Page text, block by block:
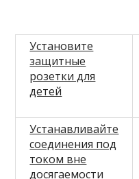
Установите
защитные
розетки для
детей
Устанавливайте
соединения под
током вне
досягаемости